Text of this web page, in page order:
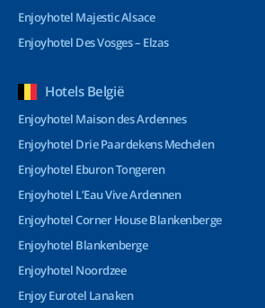
Enjoyhotel Majestic Alsace
Enjoyhotel Des Vosges – Elzas
Hotels België
Enjoyhotel Maison des Ardennes
Enjoyhotel Drie Paardekens Mechelen
Enjoyhotel Eburon Tongeren
Enjoyhotel L’Eau Vive Ardennen
Enjoyhotel Corner House Blankenberge
Enjoyhotel Blankenberge
Enjoyhotel Noordzee
Enjoy Eurotel Lanaken